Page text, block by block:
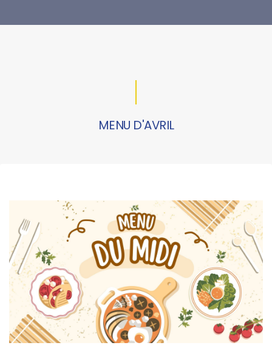
MENU D'AVRIL